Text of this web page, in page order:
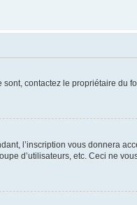
contactez le propriétaire du
l’inscription vous donnera
d’utilisateurs, etc. Ceci ne